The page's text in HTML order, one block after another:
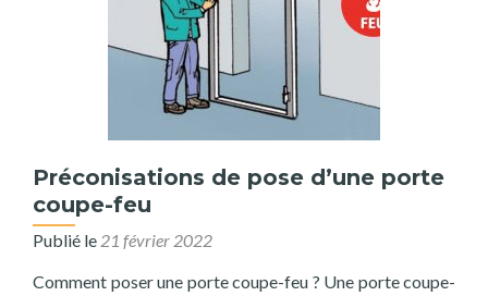
Préconisations de pose d’une porte
coupe-feu
Publié le 21 février 2022
Comment poser une porte coupe-feu ? Une porte coupe-